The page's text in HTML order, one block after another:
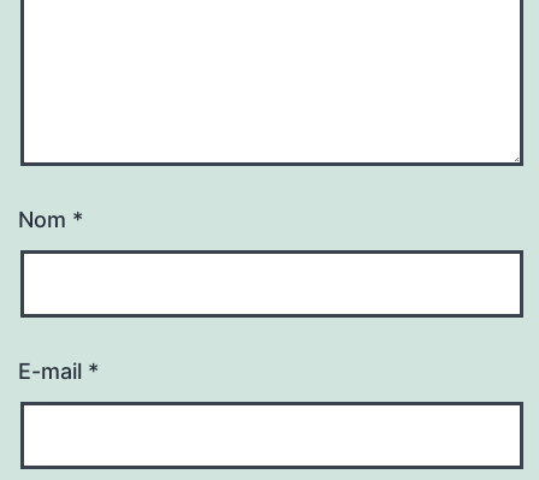
Nom *
E-mail *